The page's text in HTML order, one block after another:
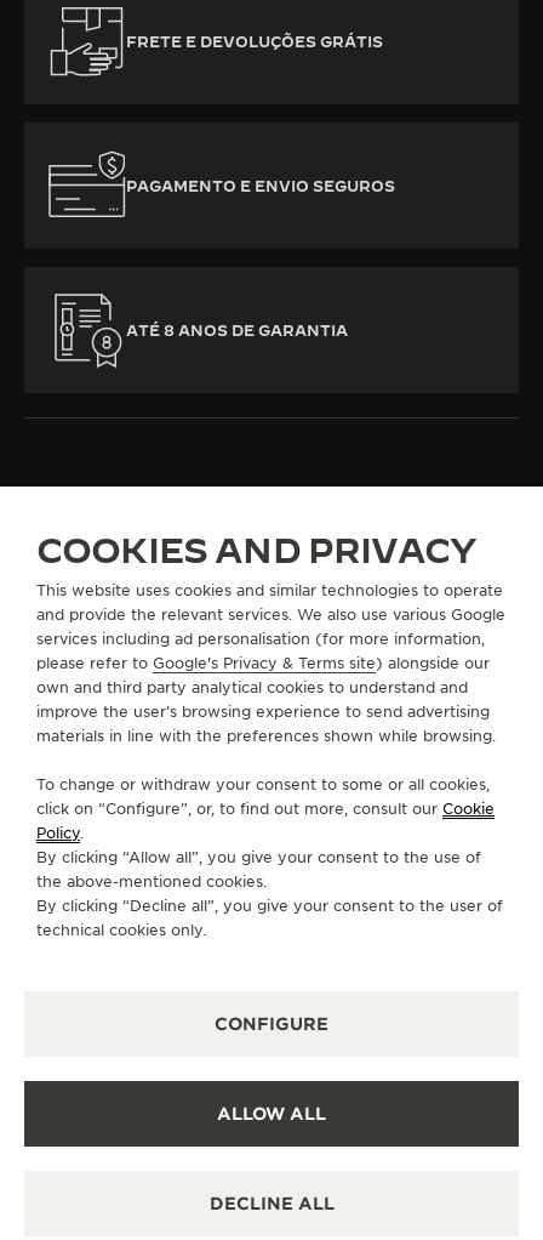
FRETE E DEVOLUÇÕES GRÁTIS
PAGAMENTO E ENVIO SEGUROS
ATÉ 8 ANOS DE GARANTIA
TODAS AS COLEÇÕESDUOMETREREF. Q604242J
SIGA-NOS
IR PARA A PÁGINA DO INSTAGRAM DA
IR PARA A PÁGINA DO LINKEDIN DA
IR PARA A PÁGINA DO FACEBOOK
IR PARA A PÁGINA DO
IR PARA A PÁGINA DO
VÁ PARA A
ASSINAR A NEWSLETTER
SOBRE NÓS
SERVIÇOS
TERMOS DE UTILIZAÇÃO
FORMULÁRIO DE CANCELAMENTO
COOKIES AND PRIVACY
This website uses cookies and similar technologies to operate
and provide the relevant services. We also use various Google
services including ad personalisation (for more information,
please refer to Google's Privacy & Terms site) alongside our
own and third party analytical cookies to understand and
improve the user’s browsing experience to send advertising
materials in line with the preferences shown while browsing.
To change or withdraw your consent to some or all cookies,
click on “Configure”, or, to find out more, consult our Cookie
Policy.
By clicking “Allow all”, you give your consent to the use of
the above-mentioned cookies.
By clicking “Decline all”, you give your consent to the user of
technical cookies only.
CONFIGURE
ALLOW ALL
DECLINE ALL